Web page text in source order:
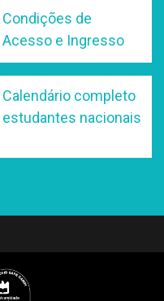
Condições de
Acesso e Ingresso
Calendário completo
estudantes nacionais